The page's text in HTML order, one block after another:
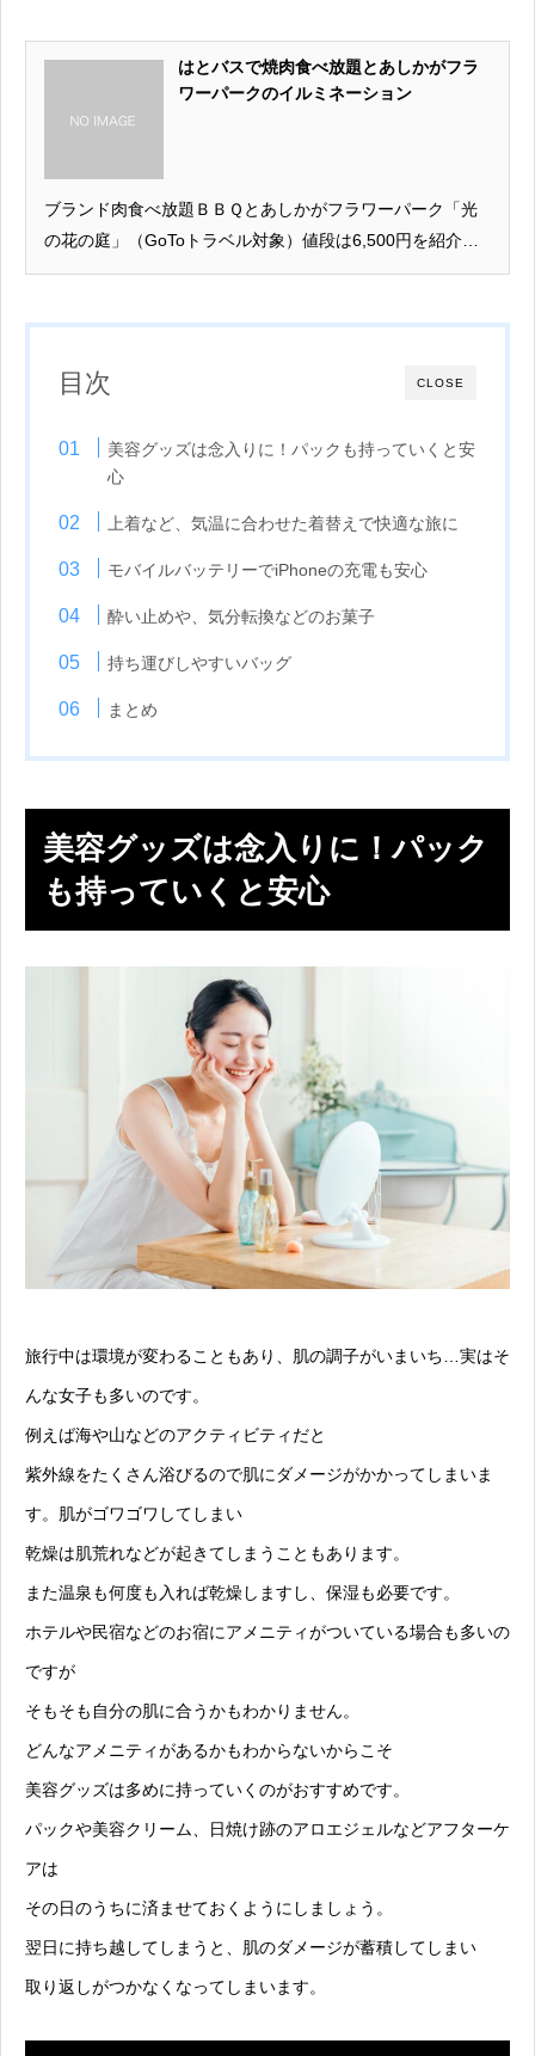
はとバスで焼肉食べ放題とあしかがフラ
ワーパークのイルミネーション
ブランド肉食べ放題ＢＢＱとあしかがフラワーパーク「光
の花の庭」（GoToトラベル対象）値段は6,500円を紹介し
ます。
CLOSE
目次
美容グッズは念入りに！パックも持っていくと安
心
上着など、気温に合わせた着替えで快適な旅に
モバイルバッテリーでiPhoneの充電も安心
酔い止めや、気分転換などのお菓子
持ち運びしやすいバッグ
まとめ
美容グッズは念入りに！パック
も持っていくと安心
旅行中は環境が変わることもあり、肌の調子がいまいち…実はそ
んな女子も多いのです。
例えば海や山などのアクティビティだと
紫外線をたくさん浴びるので肌にダメージがかかってしまいま
す。肌がゴワゴワしてしまい
乾燥は肌荒れなどが起きてしまうこともあります。
また温泉も何度も入れば乾燥しますし、保湿も必要です。
ホテルや民宿などのお宿にアメニティがついている場合も多いの
ですが
そもそも自分の肌に合うかもわかりません。
どんなアメニティがあるかもわからないからこそ
美容グッズは多めに持っていくのがおすすめです。
パックや美容クリーム、日焼け跡のアロエジェルなどアフターケ
アは
その日のうちに済ませておくようにしましょう。
翌日に持ち越してしまうと、肌のダメージが蓄積してしまい
取り返しがつかなくなってしまいます。